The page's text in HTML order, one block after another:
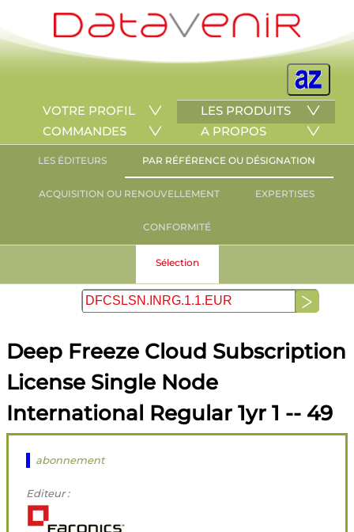
VOTRE PROFIL
LES PRODUITS
COMMANDES
A PROPOS
LES ÉDITEURS PAR RÉFÉRENCE OU DÉSIGNATION
ACQUISITION OU RENOUVELLEMENT EXPERTISES
CONFORMITÉ
Sélection
Deep Freeze Cloud Subscription
License Single Node
International Regular 1yr 1 -- 49
abonnement
Editeur :